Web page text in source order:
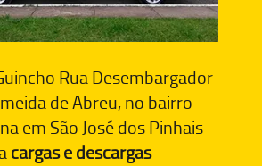
Rua Desembargador
de Abreu, no bairro
em São José dos Pinhais
cargas e descargas